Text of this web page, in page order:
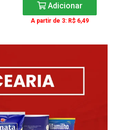
Adicionar
A partir de 3: R$ 6,49